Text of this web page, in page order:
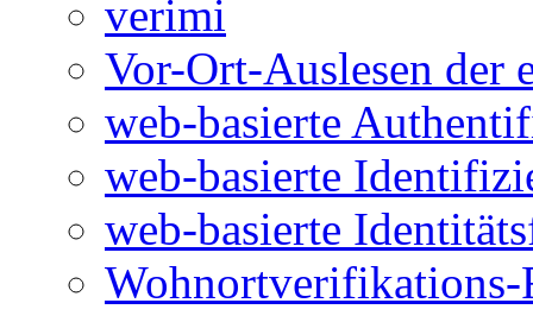
verimi
Vor-Ort-Auslesen der
web-basierte
web-basierte
web-basierte